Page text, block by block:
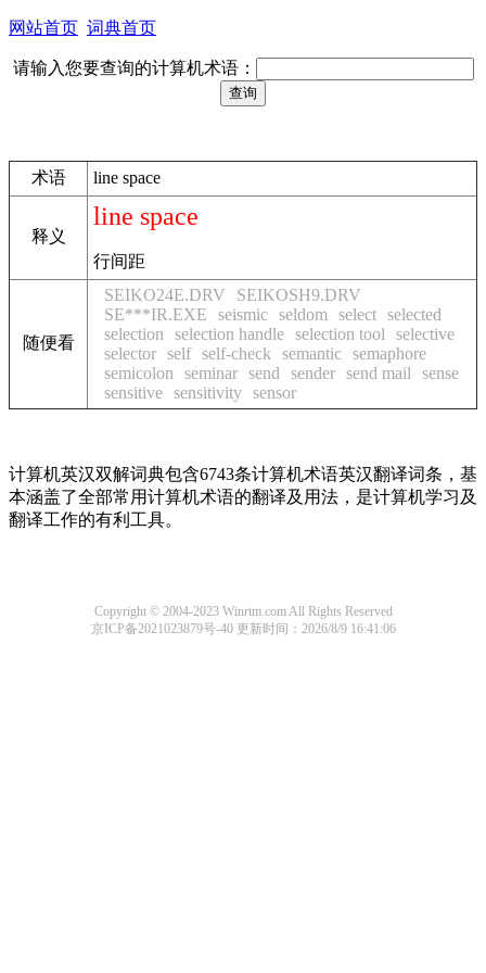
网站首页 词典首页
请输入您要查询的计算机术语：
术语 line space
释义
line space
行间距
随便看
SEIKO24E.DRV
SEIKOSH9.DRV
SE***IR.EXE
seismic seldom select selected
selection
selection handle selection tool
selective
selector self self-check semantic semaphore
semicolon
seminar send sender send mail
sense
sensitive sensitivity sensor
计算机英汉双解词典包含6743条计算机术语英汉翻译词条，基
本涵盖了全部常用计算机术语的翻译及用法，是计算机学习及
翻译工作的有利工具。
Copyright © 2004-2023 Winrtm.com All Rights Reserved
京ICP备2021023879号-40 更新时间：2026/8/9 16:41:06